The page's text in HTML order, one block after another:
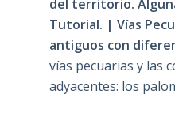
del territorio.
Tutorial. | Vías
antiguos con
vías pecuarias y las
adyacentes: los